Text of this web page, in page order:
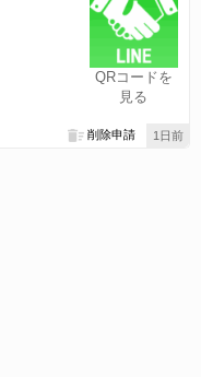
QRコードを
見る
1日前
削除申請